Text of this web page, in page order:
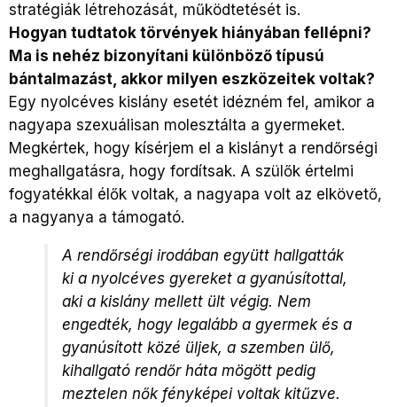
stratégiák létrehozását, működtetését is.
Hogyan tudtatok törvények hiányában fellépni?
Ma is nehéz bizonyítani különböző típusú
bántalmazást, akkor milyen eszközeitek voltak?
Egy nyolcéves kislány esetét idézném fel, amikor a
nagyapa szexuálisan molesztálta a gyermeket.
Megkértek, hogy kísérjem el a kislányt a rendőrségi
meghallgatásra, hogy fordítsak. A szülők értelmi
fogyatékkal élők voltak, a nagyapa volt az elkövető,
a nagyanya a támogató.
A rendőrségi irodában együtt hallgatták
ki a nyolcéves gyereket a gyanúsítottal,
aki a kislány mellett ült végig. Nem
engedték, hogy legalább a gyermek és a
gyanúsított közé üljek, a szemben ülő,
kihallgató rendőr háta mögött pedig
meztelen nők fényképei voltak kitűzve.